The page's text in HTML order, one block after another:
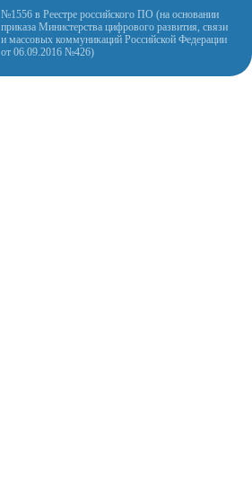
№1556 в Реестре российского ПО (на основании
приказа Министерства цифрового развития, связи
и массовых коммуникаций Российской Федерации
от 06.09.2016 №426)